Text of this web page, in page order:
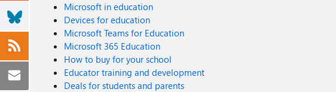
Microsoft in education
Devices for education
Microsoft Teams for Education
Microsoft 365 Education
How to buy for your school
Educator training and development
Deals for students and parents